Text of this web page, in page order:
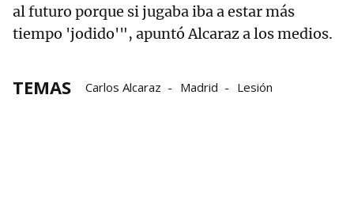
al futuro porque si jugaba iba a estar más
tiempo 'jodido'", apuntó Alcaraz a los medios.
TEMAS Carlos Alcaraz Madrid Lesión